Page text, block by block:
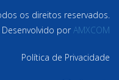
os direitos reservados.
Desenvolvido porAMXCOM
Política de Privacidade